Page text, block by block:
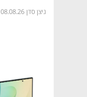
ניצן סדן 08.08.26